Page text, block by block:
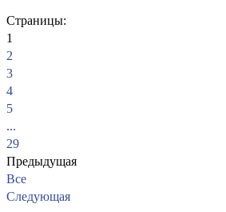
Страницы:
1
2
3
4
5
...
29
Предыдущая
Все
Следующая